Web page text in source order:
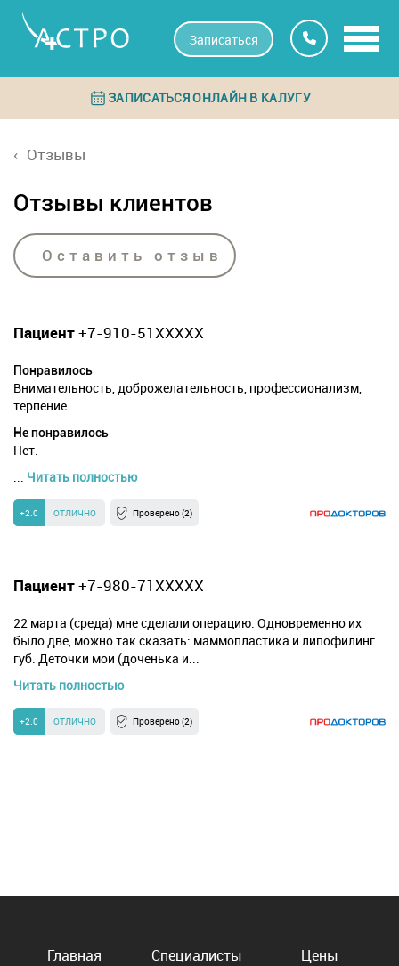
Записаться
ЗАПИСАТЬСЯ ОНЛАЙН В КАЛУГУ
Отзывы
Отзывы клиентов
Оставить отзыв
Пациент+7-910-51XXXXX
Понравилось
Внимательность, доброжелательность, профессионализм,
терпение.
Не понравилось
Нет.
... Читать полностью
+2.0 ОТЛИЧНО Проверено (2)
Пациент+7-980-71XXXXX
22 марта (среда) мне сделали операцию. Одновременно их
было две, можно так сказать: маммопластика и липофилинг
губ. Деточки мои (доченька и...
Читать полностью
+2.0 ОТЛИЧНО Проверено (2)
Главная Специалисты
Цены